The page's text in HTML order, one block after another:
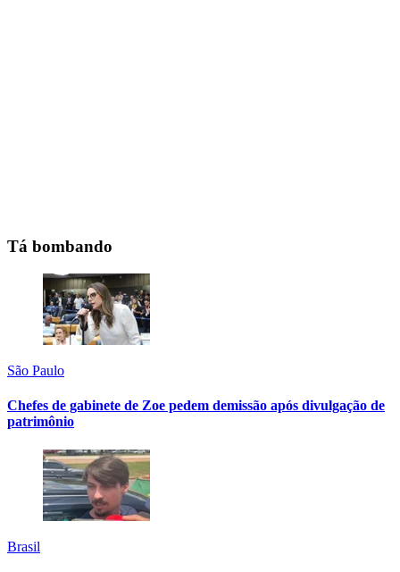
Tá bombando
São Paulo
Chefes de gabinete de Zoe pedem demissão após divulgação de
patrimônio
Brasil